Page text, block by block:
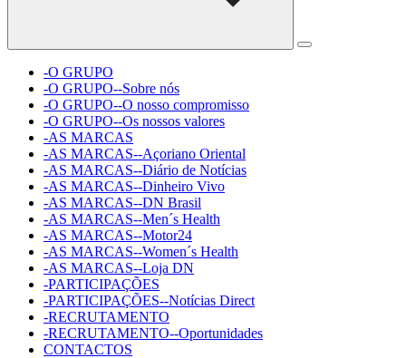
-O GRUPO
-O GRUPO--Sobre nós
-O GRUPO--O nosso compromisso
-O GRUPO--Os nossos valores
-AS MARCAS
-AS MARCAS--Açoriano Oriental
-AS MARCAS--Diário de Notícias
-AS MARCAS--Dinheiro Vivo
-AS MARCAS--DN Brasil
-AS MARCAS--Men´s Health
-AS MARCAS--Motor24
-AS MARCAS--Women´s Health
-AS MARCAS--Loja DN
-PARTICIPAÇÕES
-PARTICIPAÇÕES--Notícias Direct
-RECRUTAMENTO
-RECRUTAMENTO--Oportunidades
CONTACTOS